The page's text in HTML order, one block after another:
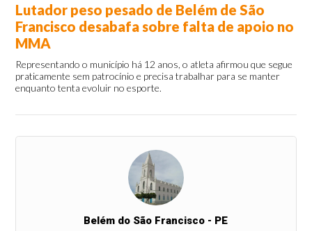
Lutador peso pesado de Belém de São
Francisco desabafa sobre falta de apoio no
MMA
Representando o município há 12 anos, o atleta afirmou que segue
praticamente sem patrocínio e precisa trabalhar para se manter
enquanto tenta evoluir no esporte.
Belém do São Francisco - PE